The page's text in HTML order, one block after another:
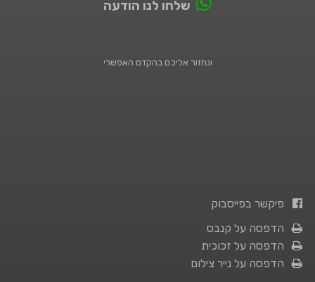
שלחו לנו הודעה
ונחזור אליכם בהקדם האפשרי
פיקשר בפייסבוק
הדפסה על קנבס
הדפסה על זכוכית
הדפסה על נייר צילום